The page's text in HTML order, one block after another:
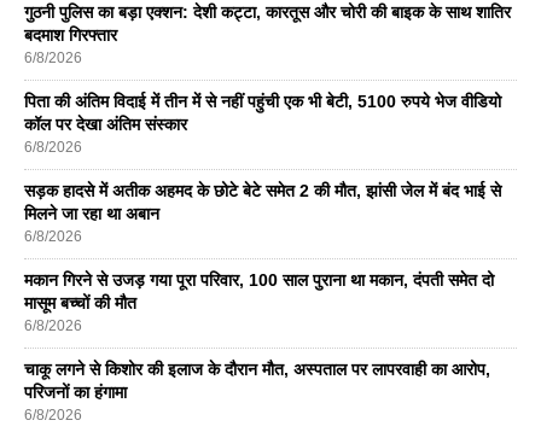
गुठनी पुलिस का बड़ा एक्शन: देशी कट्टा, कारतूस और चोरी की बाइक के साथ शातिर
बदमाश गिरफ्तार
6/8/2026
पिता की अंतिम विदाई में तीन में से नहीं पहुंची एक भी बेटी, 5100 रुपये भेज वीडियो
कॉल पर देखा अंतिम संस्कार
6/8/2026
सड़क हादसे में अतीक अहमद के छोटे बेटे समेत 2 की मौत, झांसी जेल में बंद भाई से
मिलने जा रहा था अबान
6/8/2026
मकान गिरने से उजड़ गया पूरा परिवार, 100 साल पुराना था मकान, दंपती समेत दो
मासूम बच्चों की मौत
6/8/2026
चाकू लगने से किशोर की इलाज के दौरान मौत, अस्पताल पर लापरवाही का आरोप,
परिजनों का हंगामा
6/8/2026